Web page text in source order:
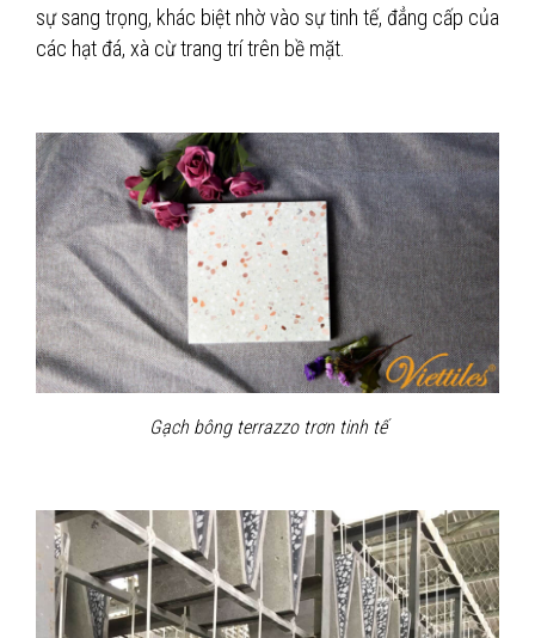
sự sang trọng, khác biệt nhờ vào sự tinh tế, đẳng cấp của
các hạt đá, xà cừ trang trí trên bề mặt.
Gạch bông terrazzo trơn tinh tế